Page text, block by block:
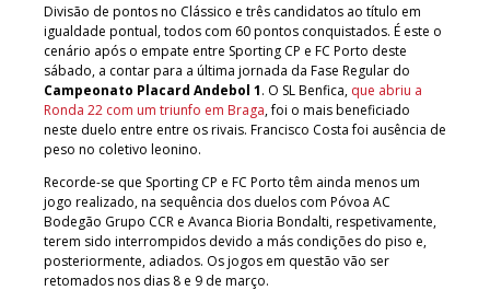
Divisão de pontos no Clássico e três candidatos ao título em
igualdade pontual, todos com 60 pontos conquistados. É este o
cenário após o empate entre Sporting CP e FC Porto deste
sábado, a contar para a última jornada da Fase Regular do
Campeonato Placard Andebol 1. O SL Benfica, que abriu a
Ronda 22 com um triunfo em Braga, foi o mais beneficiado
neste duelo entre entre os rivais. Francisco Costa foi ausência de
peso no coletivo leonino.
Recorde-se que Sporting CP e FC Porto têm ainda menos um
jogo realizado, na sequência dos duelos com Póvoa AC
Bodegão Grupo CCR e Avanca Bioria Bondalti, respetivamente,
terem sido interrompidos devido a más condições do piso e,
posteriormente, adiados. Os jogos em questão vão ser
retomados nos dias 8 e 9 de março.